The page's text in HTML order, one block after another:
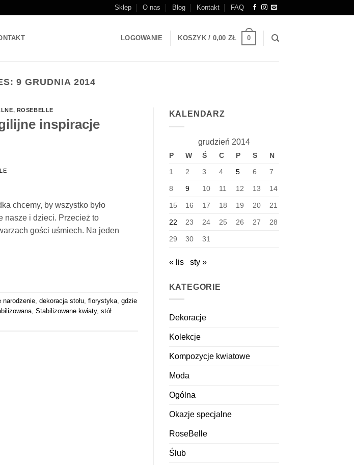
Sklep O nas Blog Kontakt FAQ
LOGOWANIE KOSZYK / 0,00 ZŁ 0
9 GRUDNIA 2014
, ROSEBELLE
inspiracje
chcemy, by wszystko było
nasze i dzieci. Przecież to
gości uśmiech. Na jeden
narodzenie, dekoracja stołu, florystyka, gdzie
, Stabilizowane kwiaty, stół
KALENDARZ
grudzień 2014
P W Ś C P S
N
1
2 3 4 5 6 7
8 9 10 11 12 13 14
15 16 17 18 19 20 21
22 23 24 25 26 27 28
29 30 31
« lis sty »
KATEGORIE
Dekoracje
Kolekcje
Kompozycje kwiatowe
Moda
Ogólna
Okazje specjalne
RoseBelle
Ślub